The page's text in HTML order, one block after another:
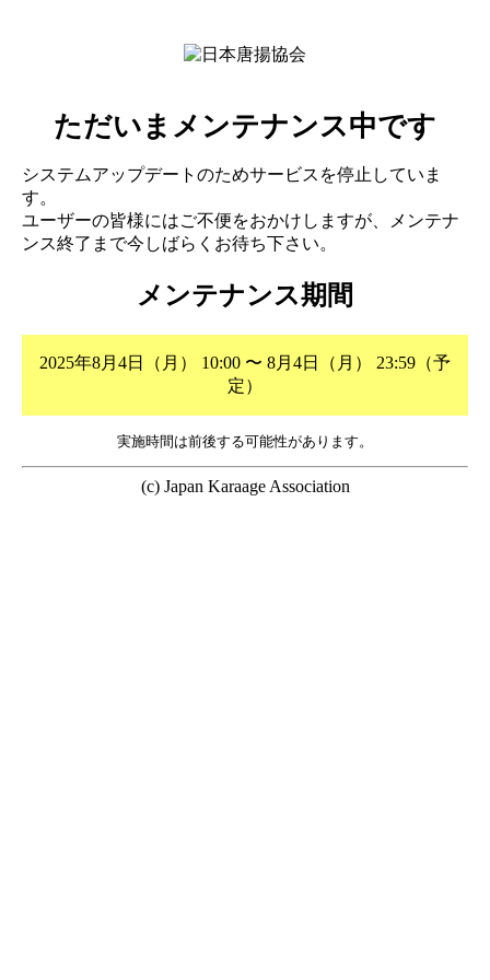
ただいまメンテナンス中です
システムアップデートのためサービスを停止していま
す。
ユーザーの皆様にはご不便をおかけしますが、メンテナ
ンス終了まで今しばらくお待ち下さい。
メンテナンス期間
2025年8月4日（月） 10:00 〜 8月4日（月） 23:59（予
定）
実施時間は前後する可能性があります。
(c) Japan Karaage Association